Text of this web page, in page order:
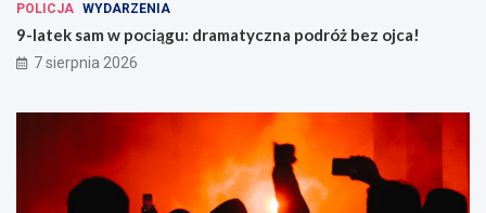
POLICJA WYDARZENIA
9-latek sam w pociągu: dramatyczna podróż bez ojca!
7 sierpnia 2026